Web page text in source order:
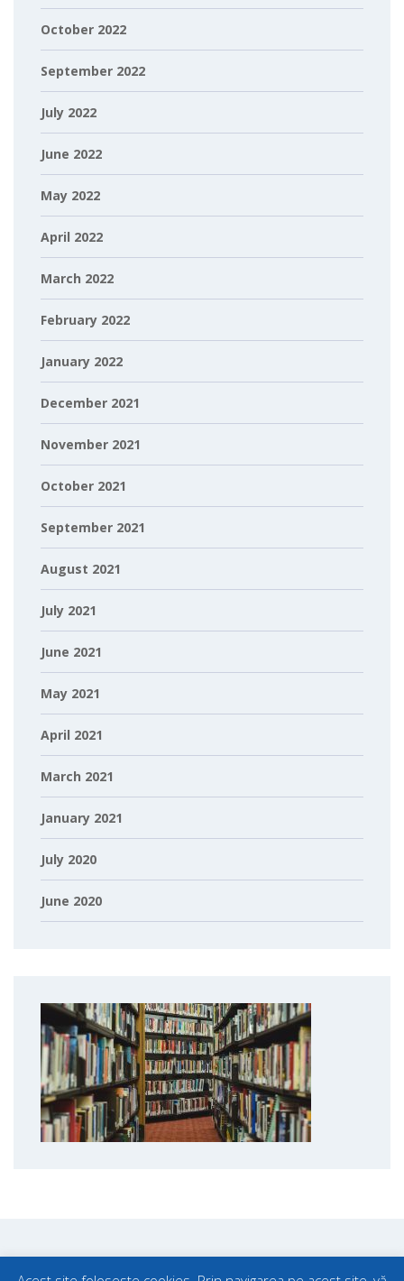
October 2022
September 2022
July 2022
June 2022
May 2022
April 2022
March 2022
February 2022
January 2022
December 2021
November 2021
October 2021
September 2021
August 2021
July 2021
June 2021
May 2021
April 2021
March 2021
January 2021
July 2020
June 2020